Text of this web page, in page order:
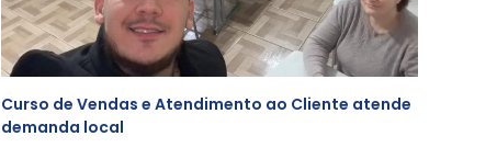
Curso de Vendas e Atendimento ao Cliente atende
demanda local